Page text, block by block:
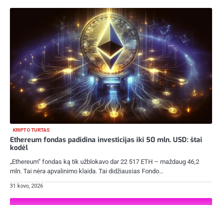
KRIPTO TURTAS
Ethereum fondas padidina investicijas iki 50 mln. USD: štai
kodėl
„Ethereum“ fondas ką tik užblokavo dar 22 517 ETH – maždaug 46,2
mln. Tai nėra apvalinimo klaida. Tai didžiausias Fondo…
31 kovo, 2026